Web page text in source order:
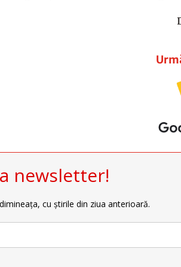
newsletter!
cu știrile din ziua anterioară.